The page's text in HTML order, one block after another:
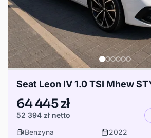
64 445 zł
52 394 zł netto
Benzyna
2022